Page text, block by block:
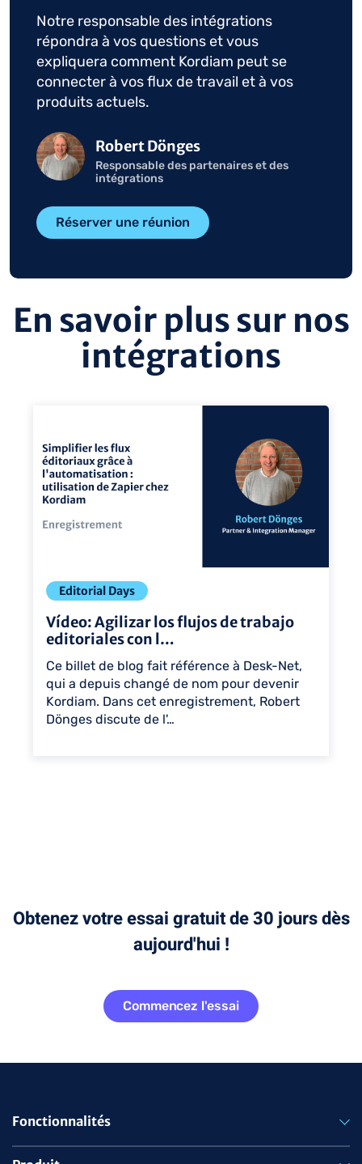
Notre responsable des intégrations
répondra à vos questions et vous
expliquera comment Kordiam peut se
connecter à vos flux de travail et à vos
produits actuels.
Réserver une réunion
Image Robert Dönges
Responsable des partenaires et des
intégrations
En savoir plus sur nos
intégrations
Editorial Days
Vídeo: Agilizar los flujos de trabajo
editoriales con l…
Ce billet de blog fait référence à Desk-Net,
qui a depuis changé de nom pour devenir
Kordiam. Dans cet enregistrement, Robert
Dönges discute de l'…
Obtenez votre essai gratuit de 30 jours dès
aujourd'hui !
Commencez l'essai
Fonctionnalités